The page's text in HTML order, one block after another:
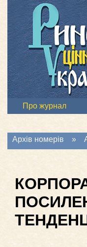
Про журнал
Архів номерів »